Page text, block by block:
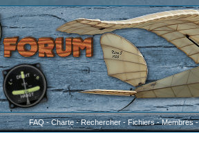
FAQ-Charte-Rechercher-Fichiers-Membres